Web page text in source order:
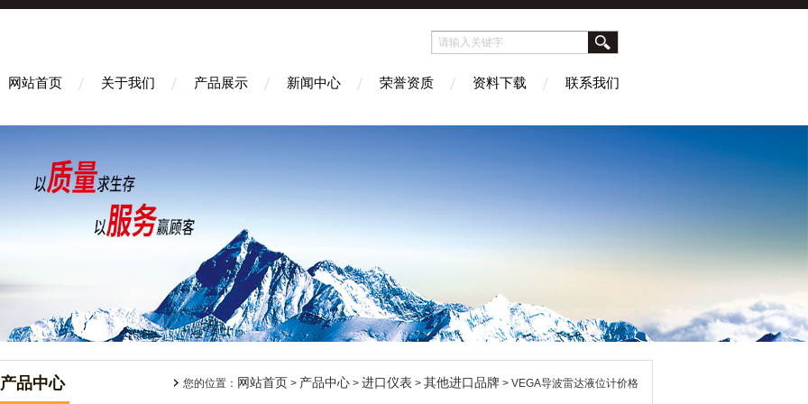
网站首页 关于我们 产品展示 新闻中心 荣誉资质 资料下载 联系我们
产品中心 您的位置： 网站首页 > 产品中心 > 进口仪表 > 其他进口品牌 > VEGA导波雷达液位计价格